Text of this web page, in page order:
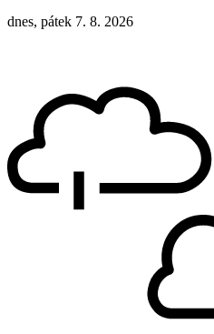
dnes, pátek 7. 8. 2026